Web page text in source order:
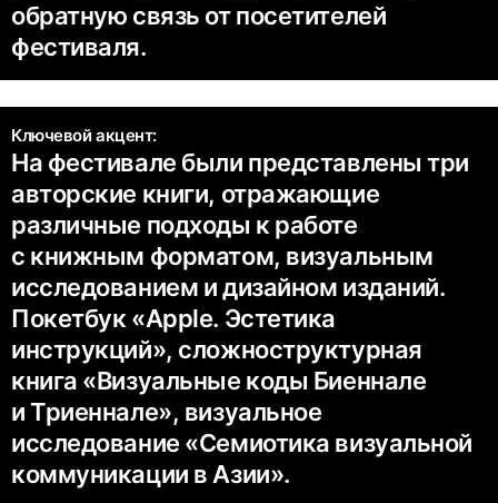
обратную связь от посетителей
фестиваля.
Ключевой акцент:
На фестивале были представлены три
авторские книги, отражающие
различные подходы к работе
с книжным форматом, визуальным
исследованием и дизайном изданий.
Покетбук «Apple. Эстетика
инструкций», сложноструктурная
книга «Визуальные коды Биеннале
и Триеннале», визуальное
исследование «Семиотика визуальной
коммуникации в Азии».